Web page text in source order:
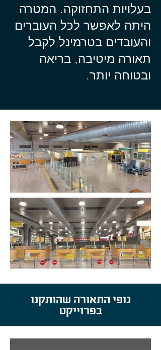
בעלויות התחזוקה. המטרה
היתה לאפשר לכל העוברים
והעובדים בטרמינל לקבל
תאורה מיטיבה, בריאה
ובטוחה יותר.
גופי התאורה שהותקנו
בפרוייקט